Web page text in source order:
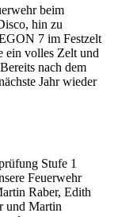
beim
hin zu
7 im Festzelt
ein volles Zelt und
nach dem
Jahr wieder
Stufe 1
Feuerwehr
Raber, Edith
und Martin